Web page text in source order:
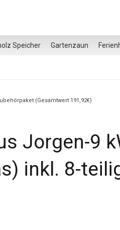
Speicher Gartenzaun
(Gesamtwert 191,92€)
Jorgen-9
inkl. 8-